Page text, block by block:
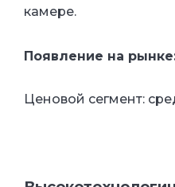
камере.
Появление на
Ценовой сегмент: